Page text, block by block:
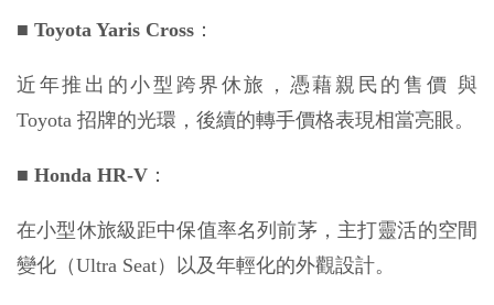
■ Toyota Yaris Cross ：
近年推出的小型跨界休旅，憑藉親民的售價 與
Toyota 招牌的光環，後續的轉手價格表現相當亮眼。
■ Honda HR-V ：
在小型休旅級距中保值率名列前茅，主打靈活的空間
變化（Ultra Seat）以及年輕化的外觀設計。